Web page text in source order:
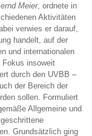
Meier, ordnete in
Aktivitäten
verwies er darauf,
handelt, auf der
und internationalen
Fokus insoweit
durch den UVBB –
der Bereich der
sollen. Formuliert
Allgemeine und
Grundsätzlich ging